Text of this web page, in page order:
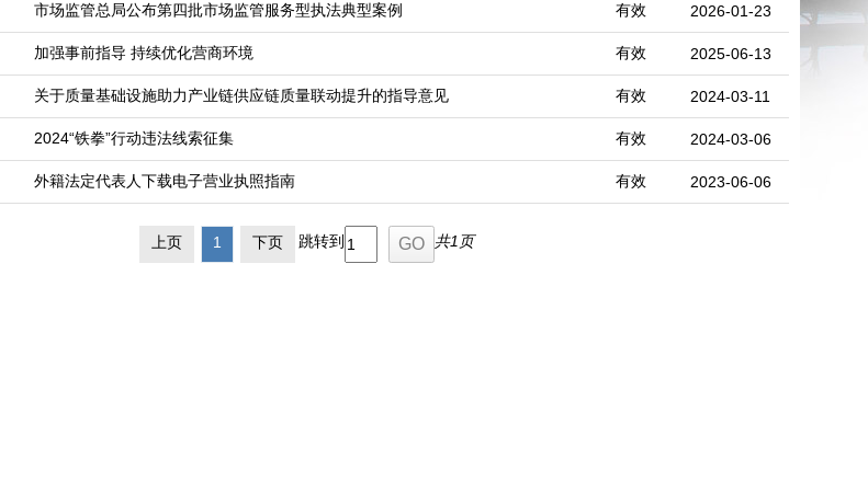
市场监管总局公布第四批市场监管服务型执法典型案例 有效 2026-01-23
加强事前指导 持续优化营商环境 有效 2025-06-13
关于质量基础设施助力产业链供应链质量联动提升的指导意见 有效 2024-03-11
2024“铁拳”行动违法线索征集 有效 2024-03-06
外籍法定代表人下载电子营业执照指南 有效 2023-06-06
上页 1 下页 跳转到 共1页